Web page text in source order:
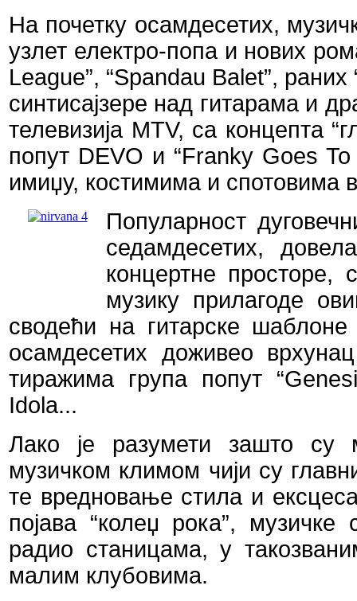
На почетку осамдесетих,
узлет електро-попа и нових
League”, “Spandau Balet”, раних
синтисајзере над гитарама и
телевизија MTV, са концепта
попут DEVO и “Franky Goes To
имиџу, костимима и спотовима
Популарност
седамдесетих,
концертне
музику прилагоде
сводећи на гитарске
осамдесетих доживео
тиражима група попут “
Idola...
Лако је разумети зашто су
музичком климом чији су
те вредновање стила и
појава “колеџ рока”, музичке
радио станицама, у
малим клубовима.